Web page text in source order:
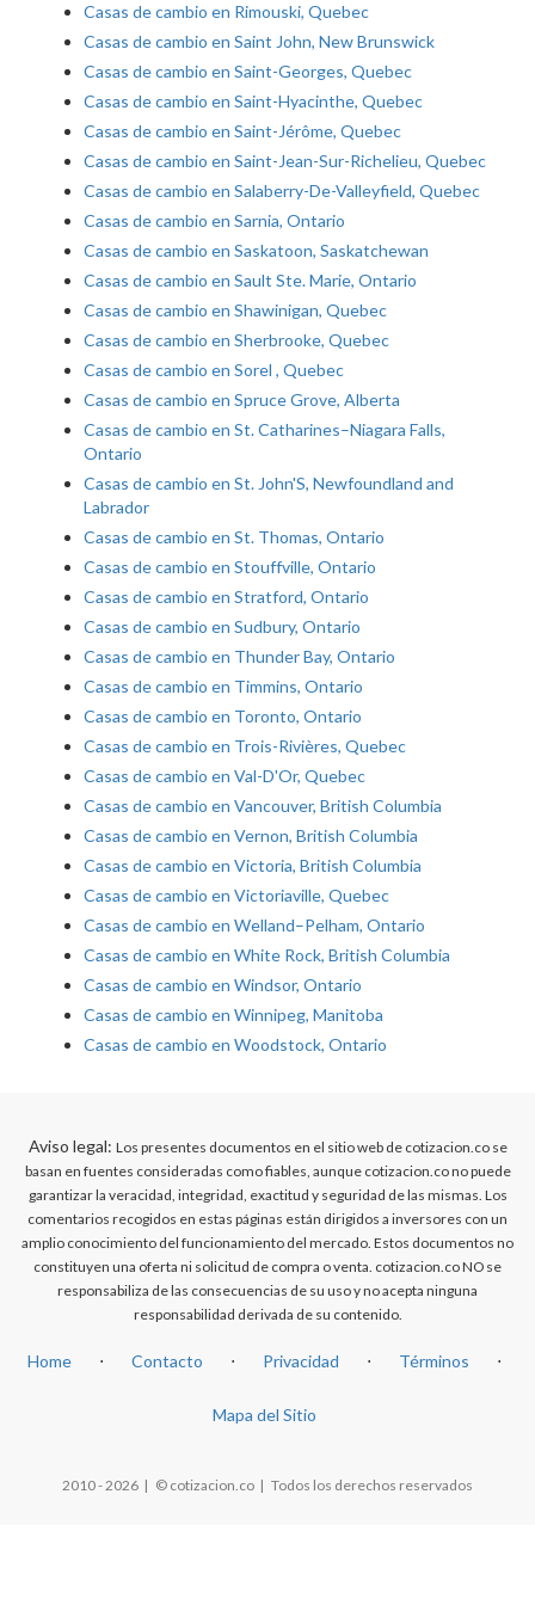
Casas de cambio en Rimouski, Quebec
Casas de cambio en Saint John, New Brunswick
Casas de cambio en Saint-Georges, Quebec
Casas de cambio en Saint-Hyacinthe, Quebec
Casas de cambio en Saint-Jérôme, Quebec
Casas de cambio en Saint-Jean-Sur-Richelieu, Quebec
Casas de cambio en Salaberry-De-Valleyfield, Quebec
Casas de cambio en Sarnia, Ontario
Casas de cambio en Saskatoon, Saskatchewan
Casas de cambio en Sault Ste. Marie, Ontario
Casas de cambio en Shawinigan, Quebec
Casas de cambio en Sherbrooke, Quebec
Casas de cambio en Sorel , Quebec
Casas de cambio en Spruce Grove, Alberta
Casas de cambio en St. Catharines–Niagara Falls,
Ontario
Casas de cambio en St. John'S, Newfoundland and
Labrador
Casas de cambio en St. Thomas, Ontario
Casas de cambio en Stouffville, Ontario
Casas de cambio en Stratford, Ontario
Casas de cambio en Sudbury, Ontario
Casas de cambio en Thunder Bay, Ontario
Casas de cambio en Timmins, Ontario
Casas de cambio en Toronto, Ontario
Casas de cambio en Trois-Rivières, Quebec
Casas de cambio en Val-D'Or, Quebec
Casas de cambio en Vancouver, British Columbia
Casas de cambio en Vernon, British Columbia
Casas de cambio en Victoria, British Columbia
Casas de cambio en Victoriaville, Quebec
Casas de cambio en Welland–Pelham, Ontario
Casas de cambio en White Rock, British Columbia
Casas de cambio en Windsor, Ontario
Casas de cambio en Winnipeg, Manitoba
Casas de cambio en Woodstock, Ontario
Aviso legal: Los presentes documentos en el sitio web de cotizacion.co se
basan en fuentes consideradas como fiables, aunque cotizacion.co no puede
garantizar la veracidad, integridad, exactitud y seguridad de las mismas. Los
comentarios recogidos en estas páginas están dirigidos a inversores con un
amplio conocimiento del funcionamiento del mercado. Estos documentos no
constituyen una oferta ni solicitud de compra o venta. cotizacion.co NO se
responsabiliza de las consecuencias de su uso y no acepta ninguna
responsabilidad derivada de su contenido.
Home ⋅ Contacto ⋅ Privacidad ⋅ Términos ⋅
Mapa del Sitio
2010 - 2026 | © cotizacion.co | Todos los derechos reservados